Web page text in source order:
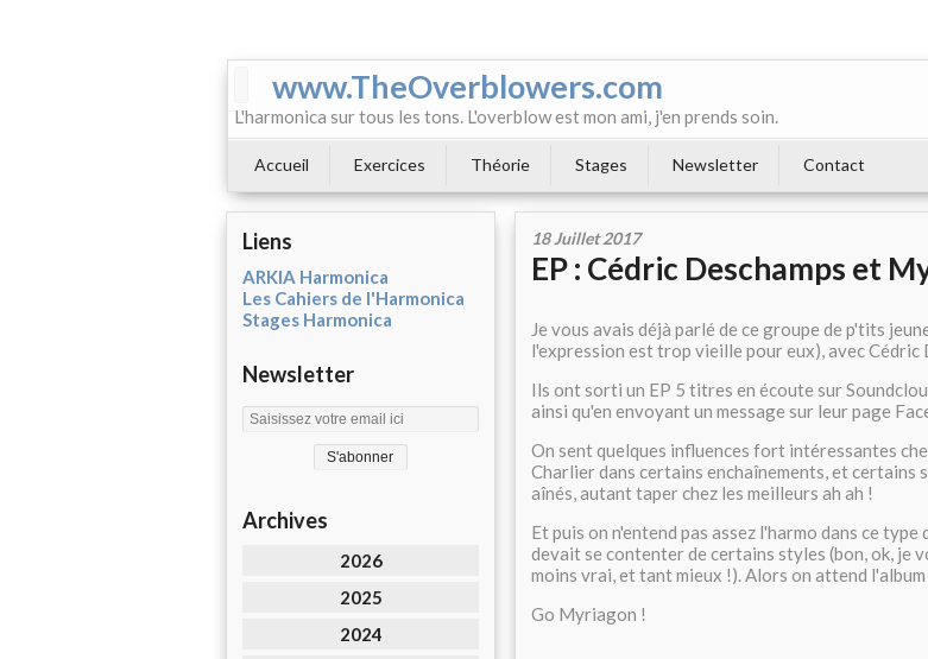
www.TheOverblowers.com
L'harmonica sur tous les tons. L'overblow est mon ami, j'en prends soin.
Accueil Exercices Théorie Stages Newsletter Contact
Liens
ARKIA Harmonica
Les Cahiers de l'Harmonica
Stages Harmonica
Newsletter
Archives
2026
2025
2024
18 Juillet 2017
EP : Cédric Deschamps et
Je vous avais déjà parlé de ce groupe de p'tits
l'expression est trop vieille pour eux), avec Cédric
Ils ont sorti un EP 5 titres en écoute sur
ainsi qu'en envoyant un message sur leur page
On sent quelques influences fort intéressantes
Charlier dans certains enchaînements, et certains
aînés, autant taper chez les meilleurs ah ah !
Et puis on n'entend pas assez l'harmo dans ce
devait se contenter de certains styles (bon, ok, je
moins vrai, et tant mieux !). Alors on attend
Go Myriagon !